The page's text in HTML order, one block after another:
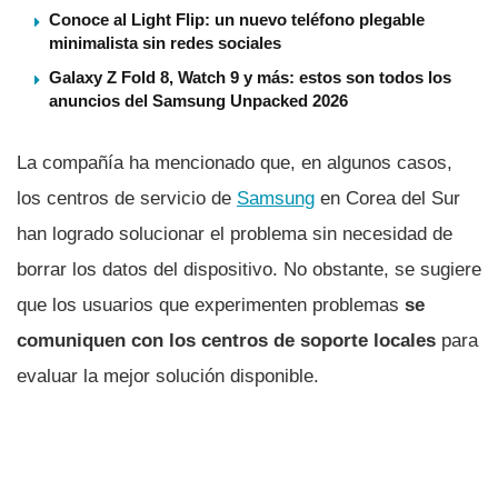
Conoce al Light Flip: un nuevo teléfono plegable
minimalista sin redes sociales
Galaxy Z Fold 8, Watch 9 y más: estos son todos los
anuncios del Samsung Unpacked 2026
La compañía ha mencionado que, en algunos casos,
los centros de servicio de Samsung en Corea del Sur
han logrado solucionar el problema sin necesidad de
borrar los datos del dispositivo. No obstante, se sugiere
que los usuarios que experimenten problemas se
comuniquen con los centros de soporte locales para
evaluar la mejor solución disponible.